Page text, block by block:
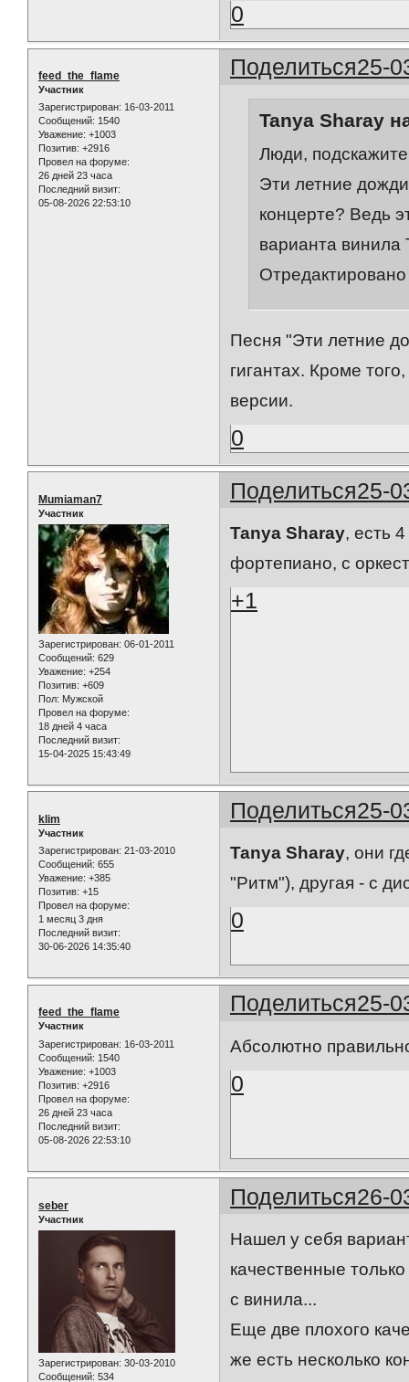
0
Поделиться25-
feed_the_flame
Участник
Зарегистрирован: 16-03-2011
Сообщений: 1540
Уважение: +1003
Позитив: +2916
Провел на форуме:
26 дней 23 часа
Последний визит:
05-08-2026 22:53:10
Tanya Sharay
Люди,
Эти летние
концерте? Ведь
варианта винила
Песня "Эти летние
гигантах. Кроме
версии.
0
Поделиться25-
Mumiaman7
Участник
Зарегистрирован: 06-01-2011
Сообщений: 629
Уважение: +254
Позитив: +609
Пол: Мужской
Провел на форуме:
18 дней 4 часа
Последний визит:
15-04-2025 15:43:49
Tanya Sharay, есть
фортепиано, с
+1
Поделиться25-
klim
Участник
Зарегистрирован: 21-03-2010
Сообщений: 655
Уважение: +385
Позитив: +15
Провел на форуме:
1 месяц 3 дня
Последний визит:
30-06-2026 14:35:40
Tanya Sharay, они
"Ритм"), другая - с
0
Поделиться25-
feed_the_flame
Участник
Зарегистрирован: 16-03-2011
Сообщений: 1540
Уважение: +1003
Позитив: +2916
Провел на форуме:
26 дней 23 часа
Последний визит:
05-08-2026 22:53:10
Абсолютно
0
Поделиться26-
seber
Участник
Зарегистрирован: 30-03-2010
Сообщений: 534
Нашел у себя
качественные
с винила...
Еще две плохого
же есть несколько